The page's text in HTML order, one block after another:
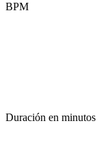
BPM
Duración en minutos